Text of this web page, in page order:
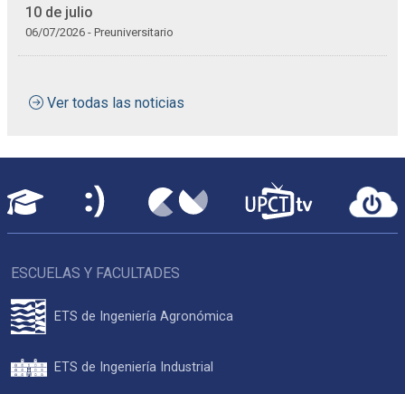
10 de julio
06/07/2026 - Preuniversitario
Ver todas las noticias
ESCUELAS Y FACULTADES
ETS de Ingeniería Agronómica
ETS de Ingeniería Industrial